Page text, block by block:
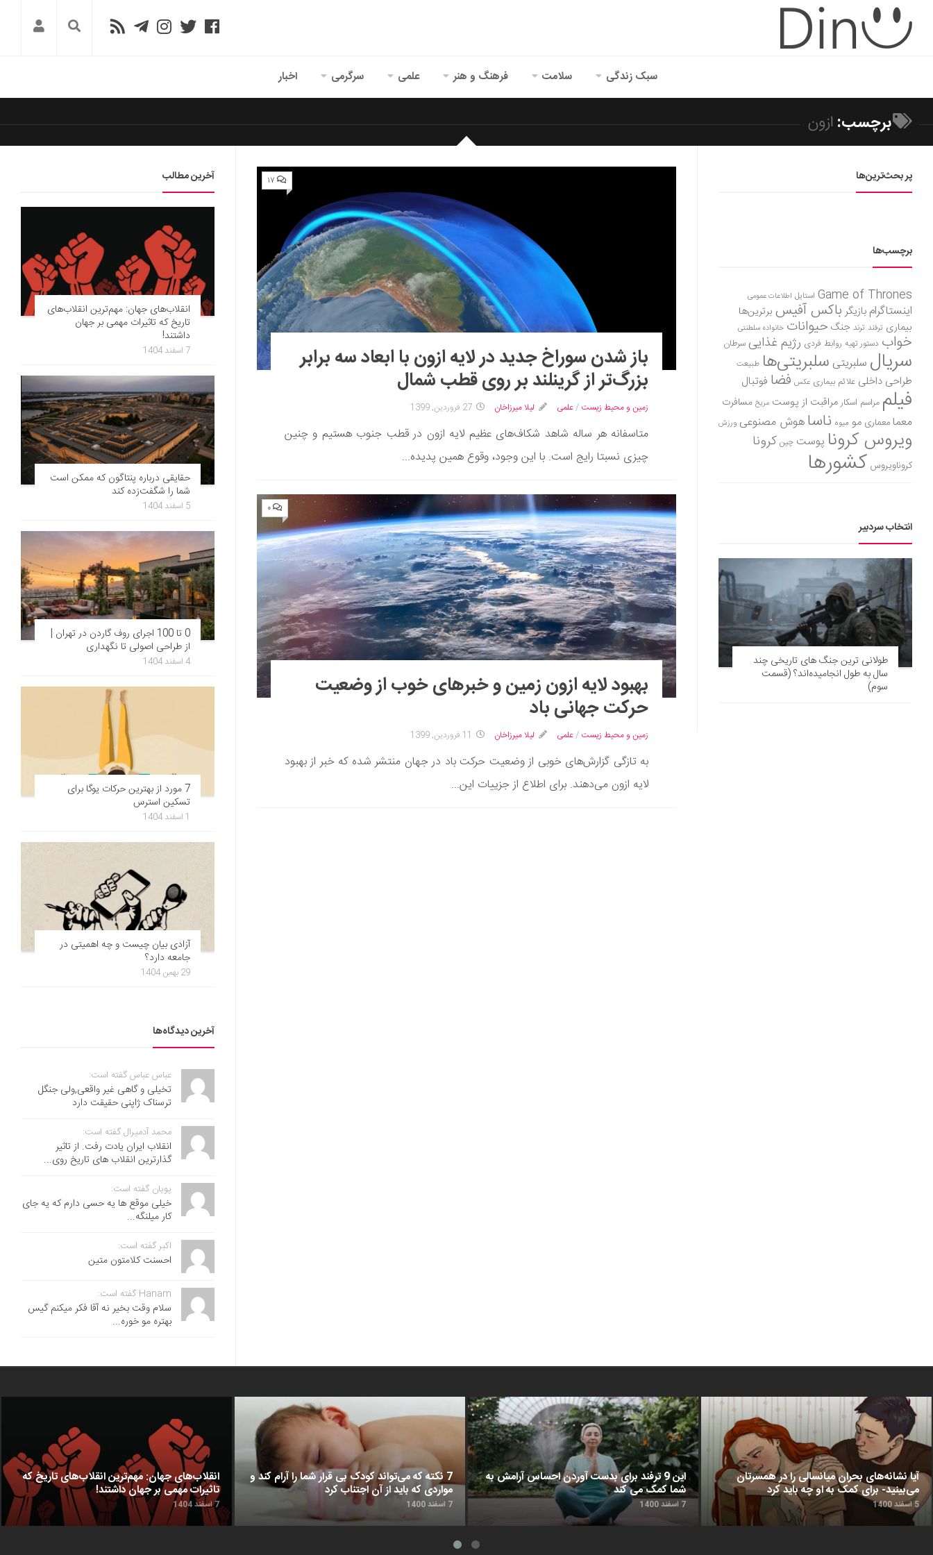
سبک زندگی سلامت فرهنگ و هنر علمی سرگرمی اخبار
برچسب: ازون
۱۷
باز شدن سوراخ جدید در لایه ازون با ابعاد سه برابر
بزرگ‌تر از گرینلند بر روی قطب شمال
زمین و محیط زیست /علمی لیلا میرزاخان 27 فروردین, 1399
متاسفانه هر ساله شاهد شکاف‌های عظیم لایه ازون در قطب جنوب هستیم و چنین
چیزی نسبتا رایج است. با این وجود، وقوع همین پدیده...
۰
بهبود لایه ازون زمین و خبرهای خوب از وضعیت
حرکت جهانی باد
زمین و محیط زیست /علمی لیلا میرزاخان 11 فروردین, 1399
به تازگی گزارش‌های خوبی از وضعیت حرکت باد در جهان منتشر شده که خبر از بهبود
لایه ازون می‌دهند. برای اطلاع از جزییات این...
پر بحث‌ترین‌ها
برچسب‌ها
Game of Thrones استایل اطلاعات عمومی
اینستاگرام بازیگر باکس آفیس برترین‌ها
بیماری ترفند ترند جنگ حیوانات خانواده سلطنتی
خواب دستور تهیه روابط فردی رژیم غذاییسرطان
سریال سلبریتی سلبریتی‌ها طبیعت
طراحی داخلی علائم بیماری عکس فضا فوتبال
فیلم مراسم اسکارمراقبت از پوست مریخ مسافرت
معمامعماری مو میوه ناساهوش مصنوعی ورزش
ویروس کرونا پوست چین کرونا
کروناویروس کشورها
انتخاب سردبیر
طولانی ترین جنگ های تاریخی چند
سال به طول انجامیده‌اند؟ (قسمت
سوم)
آخرین مطالب
انقلاب‌های جهان: مهم‌ترین انقلاب‌های
تاریخ که تاثیرات مهمی بر جهان
داشتند!
7 اسفند 1404
حقایقی درباره پنتاگون که ممکن است
شما را شگفت‌زده کند
5 اسفند 1404
0 تا 100 اجرای روف گاردن در تهران |
از طراحی اصولی تا نگهداری
4 اسفند 1404
7 مورد از بهترین حرکات یوگا برای
تسکین استرس
1 اسفند 1404
آزادی بیان چیست و چه اهمیتی در
جامعه دارد؟
29 بهمن 1404
آخرین دیدگاه‌ها
عباس عباس گفته است:
تخیلی و گاهی غیر واقعی,ولی جنگل
ترسناک ژاپنی حقیقت دارد
محمد آدمیرال گفته است:
انقلاب ایران یادت رفت. از تاثیر
گذارترین انقلاب های تاریخ روی...
پویان گفته است:
خیلی موقع ها یه حسی دارم که یه جای
کار میلنگه...
اکبر گفته است:
احسنت ‌کلامتون متین
Hanam گفته است:
سلام وقت بخیر نه آقا فکر میکنم گیس
بهتره مو خوره...
انقلاب‌های جهان: مهم‌ترین انقلاب‌های تاریخ که
تاثیرات مهمی بر جهان داشتند!
7 اسفند 1404
7 نکته که می‌تواند کودک بی قرار شما را آرام کند و
مواردی که باید از آن اجتناب کرد
7 اسفند 1400
این 9 ترفند برای بدست آوردن احساس آرامش به
شما کمک می‌ کند
7 اسفند 1400
آیا نشانه‌های بحران میانسالی را در همسرتان
می‌بینید- برای کمک به او چه باید کرد
5 اسفند 1400